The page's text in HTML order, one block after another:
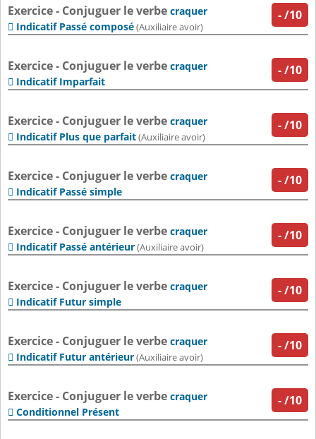
-/10
Exercice - Conjuguer le verbe craquer
 Indicatif Passé composé(Auxiliaire avoir)
-/10
Exercice - Conjuguer le verbe craquer
 Indicatif Imparfait
-/10
Exercice - Conjuguer le verbe craquer
 Indicatif Plus que parfait(Auxiliaire avoir)
-/10
Exercice - Conjuguer le verbe craquer
 Indicatif Passé simple
-/10
Exercice - Conjuguer le verbe craquer
 Indicatif Passé antérieur(Auxiliaire avoir)
-/10
Exercice - Conjuguer le verbe craquer
 Indicatif Futur simple
-/10
Exercice - Conjuguer le verbe craquer
 Indicatif Futur antérieur(Auxiliaire avoir)
-/10
Exercice - Conjuguer le verbe craquer
 Conditionnel Présent